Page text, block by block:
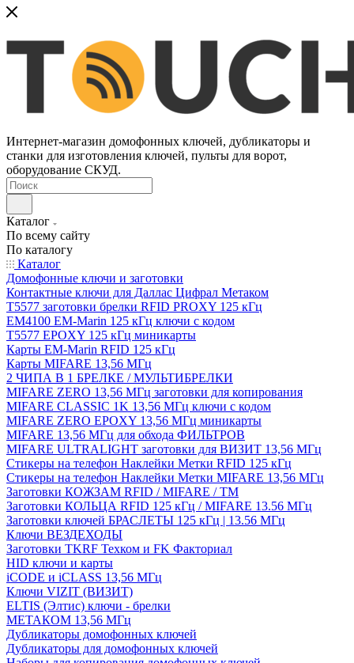
Интернет-магазин домофонных ключей, дубликаторы и
станки для изготовления ключей, пульты для ворот,
оборудование СКУД.
Каталог
По всему сайту
По каталогу
Каталог
Домофонные ключи и заготовки
Контактные ключи для Даллас Цифрал Метаком
T5577 заготовки брелки RFID PROXY 125 кГц
EM4100 EM-Marin 125 кГц ключи с кодом
T5577 EPOXY 125 кГц миникарты
Карты EM-Marin RFID 125 кГц
Карты MIFARE 13,56 МГц
2 ЧИПА В 1 БРЕЛКЕ / МУЛЬТИБРЕЛКИ
MIFARE ZERO 13,56 МГц заготовки для копирования
MIFARE CLASSIC 1K 13,56 МГц ключи с кодом
MIFARE ZERO EPOXY 13,56 МГц миникарты
MIFARE 13,56 МГц для обхода ФИЛЬТРОВ
MIFARE ULTRALIGHT заготовки для ВИЗИТ 13,56 МГц
Стикеры на телефон Наклейки Метки RFID 125 кГц
Стикеры на телефон Наклейки Метки MIFARE 13,56 МГц
Заготовки КОЖЗАМ RFID / MIFARE / TM
Заготовки КОЛЬЦА RFID 125 кГц / MIFARE 13.56 МГц
Заготовки ключей БРАСЛЕТЫ 125 кГц | 13.56 МГц
Ключи ВЕЗДЕХОДЫ
Заготовки TKRF Техком и FK Факториал
HID ключи и карты
iCODE и iCLASS 13,56 МГц
Ключи VIZIT (ВИЗИТ)
ELTIS (Элтис) ключи - брелки
МЕТАКОМ 13,56 МГц
Дубликаторы домофонных ключей
Дубликаторы для домофонных ключей